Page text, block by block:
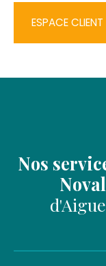
ESPACE CLIENT
Nos